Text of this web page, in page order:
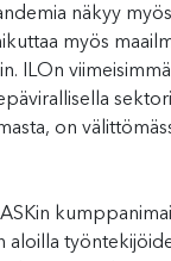
näkyy
myös
ILOn
on
aloilla